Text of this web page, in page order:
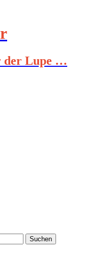
der Lupe …